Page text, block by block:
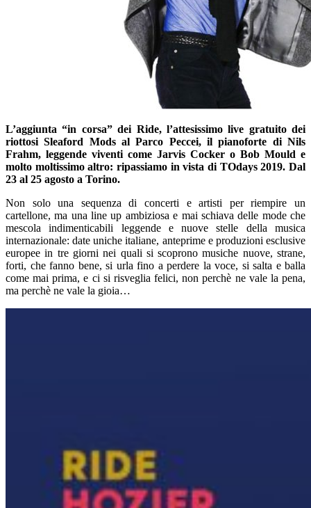
L’aggiunta “in corsa” dei Ride, l’attesissimo live gratuito dei
riottosi Sleaford Mods al Parco Peccei, il pianoforte di Nils
Frahm, leggende viventi come Jarvis Cocker o Bob Mould e
molto moltissimo altro: ripassiamo in vista di TOdays 2019. Dal
23 al 25 agosto a Torino.
Non solo una sequenza di concerti e artisti per riempire un
cartellone, ma una line up ambiziosa e mai schiava delle mode che
mescola indimenticabili leggende e nuove stelle della musica
internazionale: date uniche italiane, anteprime e produzioni esclusive
europee in tre giorni nei quali si scoprono musiche nuove, strane,
forti, che fanno bene, si urla fino a perdere la voce, si salta e balla
come mai prima, e ci si risveglia felici, non perchè ne vale la pena,
ma perchè ne vale la gioia…